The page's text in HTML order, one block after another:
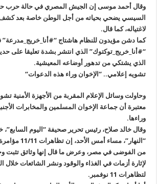
وقال أحمد موسى إن الجيش المصري في حالة حرب
السيسي يضحي بحياته من أجل الوطن خاصة بعد
لاغتياله، كما قال.
كما دشن مؤيدون للنظام هاشتاج
“# أنا_خريج_توكتوك” الذي انتشر بشدة تعليقا على
الذي يشتكي من تدهور أوضاعه المعيشية.
تشويه إعلامي.. “الإخوان وراء هذه الدعوات“
وحاولت وسائل الإعلام المقربة من الأجهزة الأمنية
معتبرة أن جماعة الإخوان المسلمين والمخابرات
وراءها.
وقال خالد صلاح، رئيس تحرير صحيفة “اليوم السابع”،
“
النهار”، مساء
من الفوضى في مصر، وعرض ما قال إنها وثائق تثبت
لإثارة أزمات في الغذاء والوقود ونشر الشائعات خلال
لتظاهرات 11 نوفمبر
.